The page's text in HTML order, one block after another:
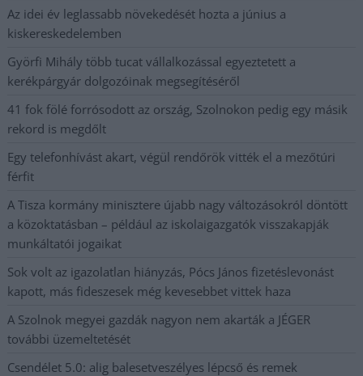
Az idei év leglassabb növekedését hozta a június a
kiskereskedelemben
Györfi Mihály több tucat vállalkozással egyeztetett a
kerékpárgyár dolgozóinak megsegítéséről
41 fok fölé forrósodott az ország, Szolnokon pedig egy másik
rekord is megdőlt
Egy telefonhívást akart, végül rendőrök vitték el a mezőtúri
férfit
A Tisza kormány minisztere újabb nagy változásokról döntött
a közoktatásban – például az iskolaigazgatók visszakapják
munkáltatói jogaikat
Sok volt az igazolatlan hiányzás, Pócs János fizetéslevonást
kapott, más fideszesek még kevesebbet vittek haza
A Szolnok megyei gazdák nagyon nem akarták a JÉGER
további üzemeltetését
Csendélet 5.0: alig balesetveszélyes lépcső és remek